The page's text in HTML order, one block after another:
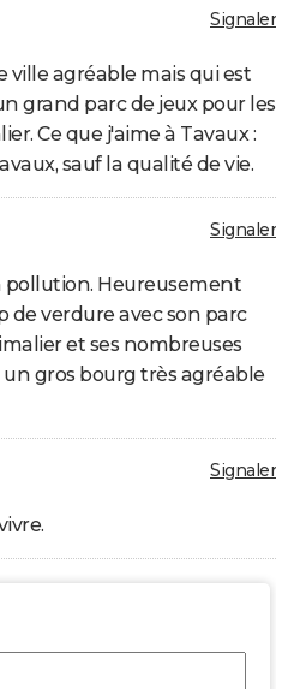
Signaler
ville agréable mais qui est
grand parc de jeux pour les
Ce que j'aime à Tavaux :
sauf la qualité de vie.
Signaler
pollution. Heureusement
de verdure avec son parc
et ses nombreuses
gros bourg très agréable
Signaler